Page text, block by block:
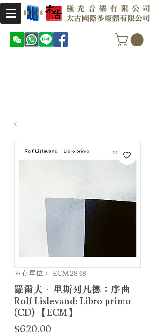
庫存單位： ECM2848
羅爾夫．里斯列凡德：序曲
Rolf Lislevand: Libro primo
(CD) 【ECM】
$620.00